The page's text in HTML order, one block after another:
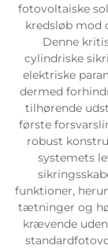
fotovoltaiske
kredsløb mod
Denne
cylindriske
elektriske
dermed
tilhørende
første
robust
systemets
funktioner,
tætninger og
krævende